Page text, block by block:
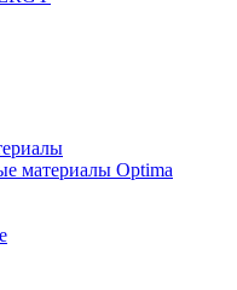
материалы Optima